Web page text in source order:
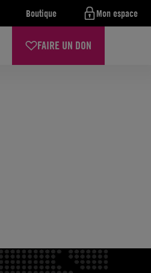
Boutique Mon espace
FAIRE UN DON